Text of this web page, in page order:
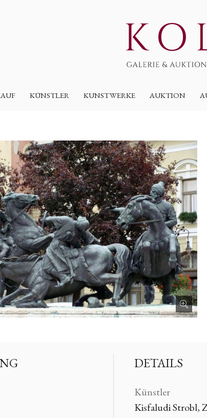
KÜNSTLER KUNSTWERKE AUKTION
DETAILS
Künstler
Kisfaludi Strobl,